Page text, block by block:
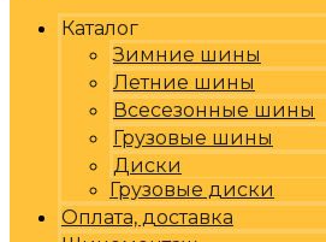
Каталог
Зимние шины
Летние шины
Всесезонные шины
Грузовые шины
Диски
Грузовые диски
Оплата, доставка